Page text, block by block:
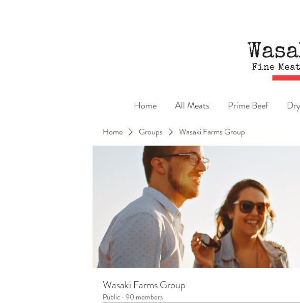
Home All Meats Prime Beef
Home Groups Wasaki Farms Group
Wasaki Farms Group
Public · 90 members